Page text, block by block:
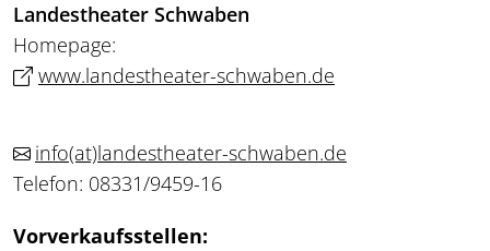
Landestheater Schwaben
Homepage:
www.landestheater-schwaben.de
info(at)landestheater-schwaben.de
Telefon: 08331/9459-16
Vorverkaufsstellen: